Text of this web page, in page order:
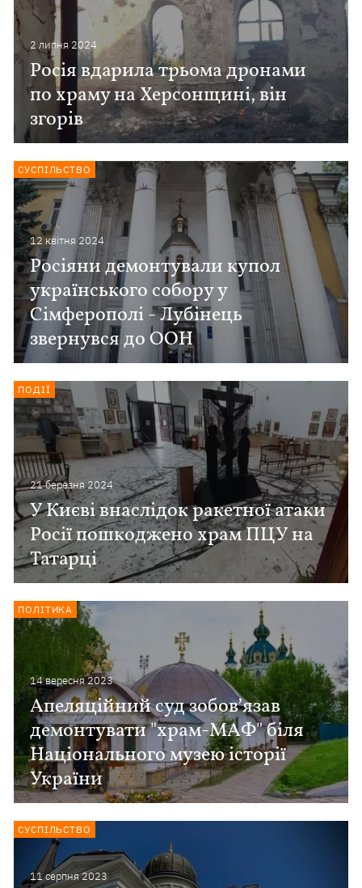
2 липня 2024
Росія вдарила трьома дронами
по храму на Херсонщині, він
згорів
12 квiтня 2024
Росіяни демонтували купол
українського собору у
Сімферополі - Лубінець
звернувся до ООН
СУСПІЛЬСТВО
21 березня 2024
У Києві внаслідок ракетної атаки
Росії пошкоджено храм ПЦУ на
Татарці
ПОДІЇ
14 вересня 2023
Апеляційний суд зобовʼязав
демонтувати "храм-МАФ" біля
Національного музею історії
України
ПОЛІТИКА
11 серпня 2023
СУСПІЛЬСТВО